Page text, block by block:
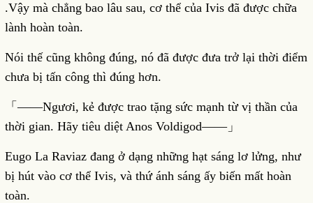
.Vậy mà chẳng bao lâu sau, cơ thể của Ivis đã được chữa
lành hoàn toàn.
Nói thế cũng không đúng, nó đã được đưa trở lại thời điểm
chưa bị tấn công thì đúng hơn.
「――Ngươi, kẻ được trao tặng sức mạnh từ vị thần của
thời gian. Hãy tiêu diệt Anos Voldigod――」
Eugo La Raviaz đang ở dạng những hạt sáng lơ lửng, như
bị hút vào cơ thể Ivis, và thứ ánh sáng ấy biến mất hoàn
toàn.